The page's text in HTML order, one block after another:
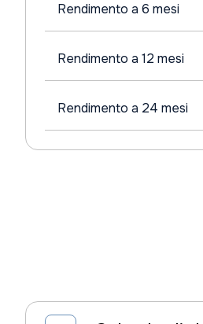
Rendimento a 6 mesi
Rendimento a 12 mesi
Rendimento a 24 mesi